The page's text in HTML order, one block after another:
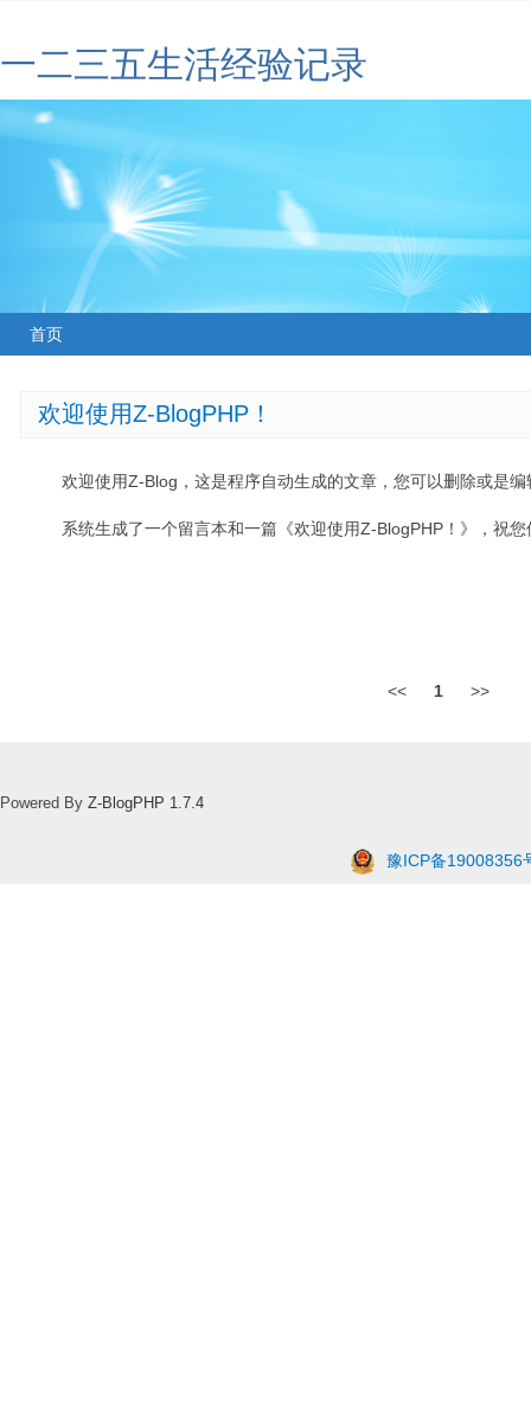
一二三五生活经验记录
首页
欢迎使用Z-BlogPHP！
欢迎使用Z-Blog，这是程序自动生成的文章，您可以删除或是编
系统生成了一个留言本和一篇《欢迎使用Z-BlogPHP！》，祝
<< 1 >>
Powered By Z-BlogPHP 1.7.4
豫ICP备19008356